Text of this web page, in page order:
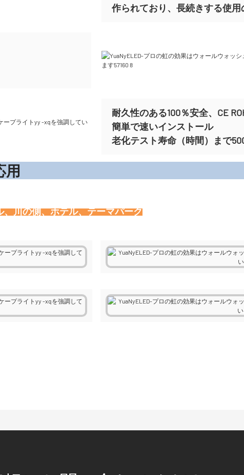
作られており、長続きする使用
耐久性のある100％安全、CE
簡単で速いインストール
老化テスト寿命（時間）まで
用